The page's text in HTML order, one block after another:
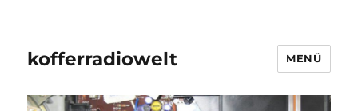
kofferradiowelt MENÜ